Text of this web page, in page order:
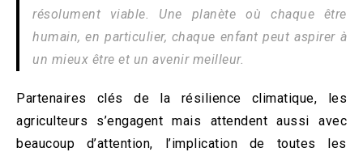
résolument viable. Une planète où chaque être
humain, en particulier, chaque enfant peut aspirer à
un mieux être et un avenir meilleur.
Partenaires clés de la résilience climatique, les
agriculteurs s’engagent mais attendent aussi avec
beaucoup d’attention, l’implication de toutes les